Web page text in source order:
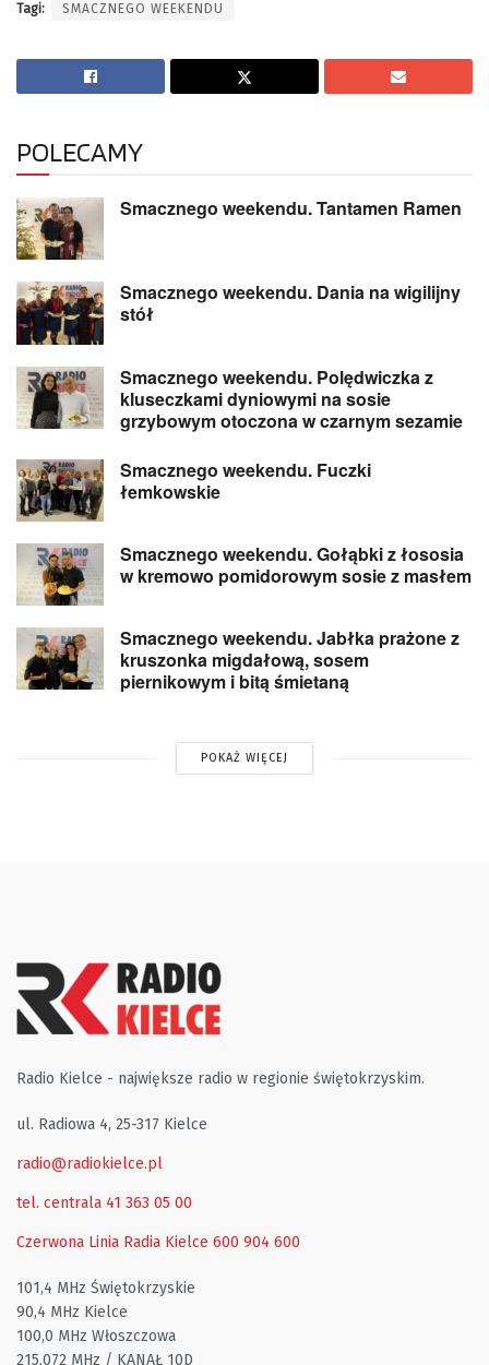
Tagi: SMACZNEGO WEEKENDU
POLECAMY
Smacznego weekendu. Tantamen Ramen
Smacznego weekendu. Dania na wigilijny
stół
Smacznego weekendu. Polędwiczka z
kluseczkami dyniowymi na sosie
grzybowym otoczona w czarnym sezamie
Smacznego weekendu. Fuczki
łemkowskie
Smacznego weekendu. Gołąbki z łososia
w kremowo pomidorowym sosie z masłem
Smacznego weekendu. Jabłka prażone z
kruszonka migdałową, sosem
piernikowym i bitą śmietaną
POKAŻ WIĘCEJ
Radio Kielce - największe radio w regionie świętokrzyskim.
ul. Radiowa 4, 25-317 Kielce
radio@radiokielce.pl
tel. centrala 41 363 05 00
Czerwona Linia Radia Kielce 600 904 600
101,4 MHz Świętokrzyskie
90,4 MHz Kielce
100,0 MHz Włoszczowa
215,072 MHz / KANAŁ 10D